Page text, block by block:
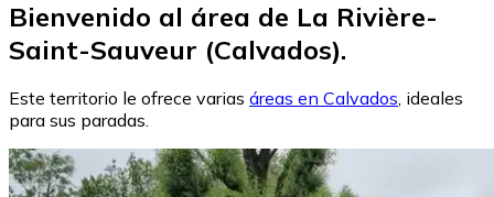
Bienvenido al área de La Rivière-
Saint-Sauveur (Calvados).
Este territorio le ofrece varias áreas en Calvados, ideales
para sus paradas.